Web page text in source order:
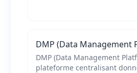
DMP (Data Management
DMP (Data Management
plateforme centralisant